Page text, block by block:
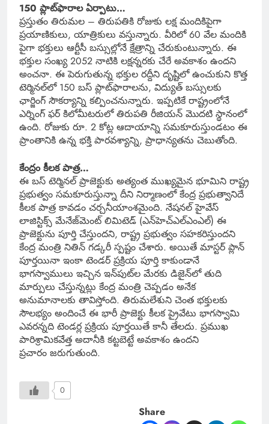
150 ప్లాట్‌ఫారాల ఏర్పాటు…
ప్రస్తుతం తిరుమల – తిరుపతికి రోజుకు లక్ష మందికిపైగా
ప్రయాణికులు, యాత్రికులు వస్తున్నారు. వీరిలో 60 వేల మందికి
పైగా భక్తులు ఆర్టీసీ బస్సుల్లోనే క్షేత్రాన్ని చేరుకుంటున్నారు. ఈ
భక్తుల సంఖ్య 2052 నాటికి లక్షన్నరకు చేరే అవకాశం ఉందని
అంచనా. ఈ పెరుగుతున్న భక్తుల రద్దీని దృష్టిలో ఉంచుకుని కొత్త
టెర్మినల్‌లో 150 బస్‌ ప్లాట్‌ఫారాలను, విద్యుత్ బస్సులకు
ఛార్జింగ్ సౌకర్యాన్ని కల్పించనున్నారు. ఇప్పటికే రాష్ట్రంలోనే
ఎర్నింగ్ ఫర్ కిలోమీటరులో తిరుపతి రీజియన్ మొదటి స్థానంలో
ఉంది. రోజుకు రూ. 2 కోట్ల ఆదాయాన్ని సమకూరుస్తుండటం ఈ
ప్రాంతానికి ఉన్న భక్తి పారవశ్యాన్ని, ప్రాధాన్యతను చెబుతోంది.
కేంద్రం కీలక పాత్ర…
ఈ బస్ టెర్మినల్ ప్రాజెక్టుకు అత్యంత ముఖ్యమైన భూమిని రాష్ట్ర
ప్రభుత్వం సమకూరుస్తున్నా దీని నిర్మాణంలో కేంద్ర ప్రభుత్వానిదే
కీలక పాత్ర కావడం చర్చనీయాంశమైంది. నేషనల్ హైవేస్
లాజిస్టిక్స్ మేనేజ్‌మెంట్ లిమిటెడ్ (ఎన్‌హెచ్‌ఎల్‌ఎంఎల్) ఈ
ప్రాజెక్టును పూర్తి చేస్తుందని, రాష్ట్ర ప్రభుత్వం సహకరిస్తుందని
కేంద్ర మంత్రి నితిన్ గడ్కరీ స్పష్టం చేశారు. అయితే మాస్టర్ ప్లాన్
పూర్తయినా ఇంకా టెండర్ ప్రక్రియ పూర్తి కాకుండానే
భాగస్వాములు ఇచ్చిన ఇన్‌పుట్‌ల మేరకు డిజైన్‌లో తుది
మార్పులు చేస్తున్నట్లు కేంద్ర మంత్రి చెప్పడం అనేక
అనుమానాలకు తావిస్తోంది. తిరుమలేశుని చెంత భక్తులకు
సౌలభ్యం అందించే ఈ భారీ ప్రాజెక్టు కీలక ప్రైవేటు భాగస్వామి
ఎవరన్నది టెండర్ల ప్రక్రియ పూర్తయితే కానీ తేలదు. ప్రముఖ
పారిశ్రామికవేత్త అదానీకి కట్టబెట్టే అవకాశం ఉందని
ప్రచారం జరుగుతుంది.
0
Share